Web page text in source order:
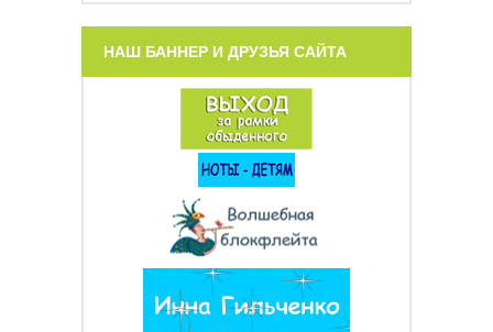
НАШ БАННЕР И ДРУЗЬЯ САЙТА